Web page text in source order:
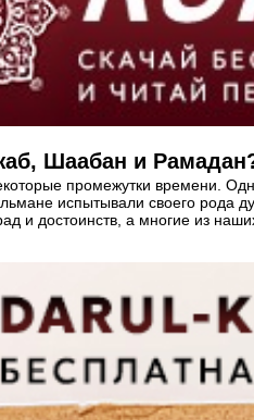
Шаабан и
промежутки времени.
испытывали своего
и достоинств, а многие из